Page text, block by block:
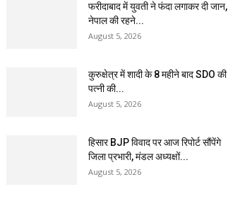
फरीदाबाद में युवती ने फंदा लगाकर दी जान,
नेपाल की रहने...
August 5, 2026
कुरुक्षेत्र में शादी के 8 महीने बाद SDO की
पत्नी की...
August 5, 2026
हिसार BJP विवाद पर आज रिपोर्ट सौंपेंगे
जिला प्रभारी, मंडल अध्यक्षों...
August 5, 2026